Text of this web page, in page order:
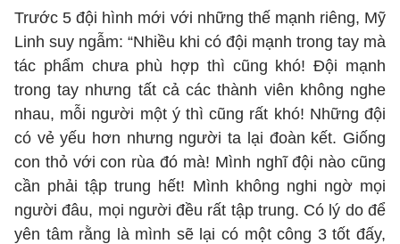
Trước 5 đội hình mới với những thế mạnh riêng, Mỹ
Linh suy ngẫm: “Nhiều khi có đội mạnh trong tay mà
tác phẩm chưa phù hợp thì cũng khó! Đội mạnh
trong tay nhưng tất cả các thành viên không nghe
nhau, mỗi người một ý thì cũng rất khó! Những đội
có vẻ yếu hơn nhưng người ta lại đoàn kết. Giống
con thỏ với con rùa đó mà! Mình nghĩ đội nào cũng
cần phải tập trung hết! Mình không nghi ngờ mọi
người đâu, mọi người đều rất tập trung. Có lý do để
yên tâm rằng là mình sẽ lại có một công 3 tốt đấy,